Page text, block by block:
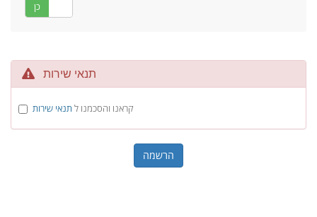
כן
תנאי שירות
קראנו והסכמנו ל תנאי שירות